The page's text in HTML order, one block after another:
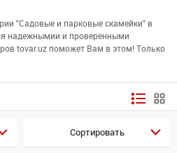
"Садовые и парковые скамейки" в
надежнымии и проверенными
tovar.uz поможет Вам в этом! Только
Сортировать